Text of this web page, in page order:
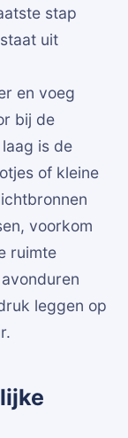
stap
uit
en voeg
bij de
is de
of kleine
voorkom
ruimte
leggen op